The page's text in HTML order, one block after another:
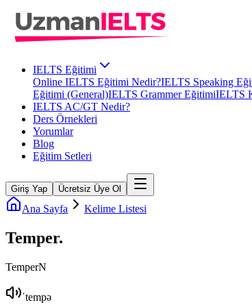
IELTS Eğitimi
Online IELTS Eğitimi Nedir?IELTS Speaking
Eğitimi (General)IELTS Grammer EğitimiIELTS
IELTS AC/GT Nedir?
Ders Örnekleri
Yorumlar
Blog
Eğitim Setleri
Giriş Yap Ücretsiz Üye Ol
Ana Sayfa Kelime Listesi
Temper.
TemperN
ˈtempə